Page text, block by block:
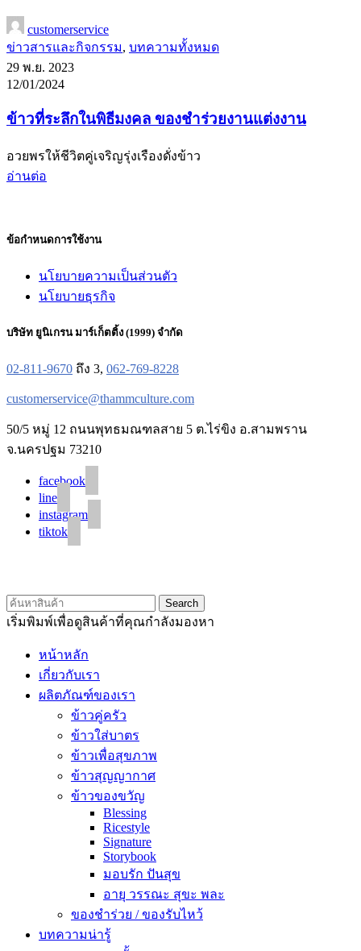
customerservice
ข่าวสารและกิจกรรม, บทความทั้งหมด
29 พ.ย. 2023
12/01/2024
ข้าวที่ระลึกในพิธีมงคล ของชำร่วยงานแต่งงาน
อวยพรให้ชีวิตคู่เจริญรุ่งเรืองดั่งข้าว
อ่านต่อ
ข้อกำหนดการใช้งาน
นโยบายความเป็นส่วนตัว
นโยบายธุรกิจ
บริษัท ยูนิเกรน มาร์เก็ตติ้ง (1999) จำกัด
02-811-9670 ถึง 3, 062-769-8228
customerservice@thammculture.com
50/5 หมู่ 12 ถนนพุทธมณฑลสาย 5 ต.ไร่ขิง อ.สามพราน
จ.นครปฐม 73210
facebook
line
instagram
tiktok
Search
เริ่มพิมพ์เพื่อดูสินค้าที่คุณกำลังมองหา
หน้าหลัก
เกี่ยวกับเรา
ผลิตภัณฑ์ของเรา
ข้าวคู่ครัว
ข้าวใส่บาตร
ข้าวเพื่อสุขภาพ
ข้าวสุญญากาศ
ข้าวของขวัญ
Blessing
Ricestyle
Signature
Storybook
มอบรัก ปันสุข
อายุ วรรณะ สุขะ พละ
ของชำร่วย / ของรับไหว้
บทความน่ารู้